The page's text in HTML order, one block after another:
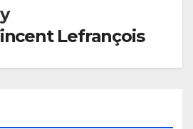
Lefrançois